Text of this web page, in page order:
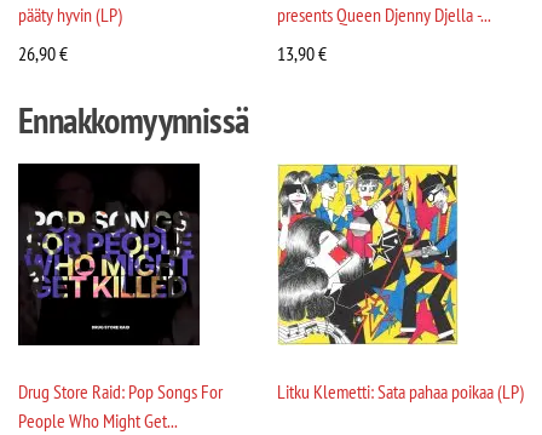
pääty hyvin (LP)
26,90€
presents Queen Djenny Djella -...
13,90€
Ennakkomyynnissä
Drug Store Raid: Pop Songs For
People Who Might Get...
Litku Klemetti: Sata pahaa poikaa (LP)